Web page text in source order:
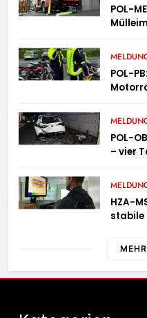
POL-
POL-
POL-
– vier
HZA-
stabile